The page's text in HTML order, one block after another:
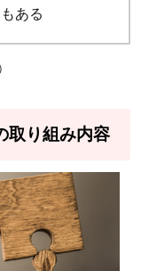
ある
取り組み内容